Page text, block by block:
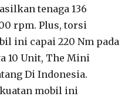
tenaga 136
rpm. Plus, torsi
ini capai 220 Nm pada
10 Unit, The Mini
Di Indonesia.
mobil ini